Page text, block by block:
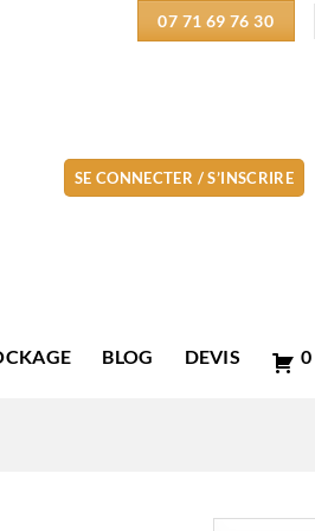
07 71 69 76 30
SE CONNECTER / S’INSCRIRE
BLOG DEVIS 0